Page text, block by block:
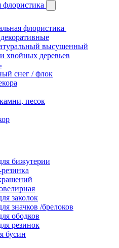
флористика
флористика
высушенный
деревьев
снег / флок
песок
бижутерии
заколок
значков /брелоков
ободков
резинок
бусин